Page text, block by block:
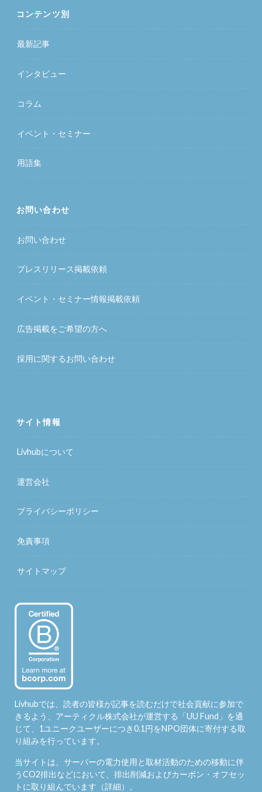
コンテンツ別
最新記事
インタビュー
コラム
イベント・セミナー
用語集
お問い合わせ
お問い合わせ
プレスリリース掲載依頼
イベント・セミナー情報掲載依頼
広告掲載をご希望の方へ
採用に関するお問い合わせ
サイト情報
Livhubについて
運営会社
プライバシーポリシー
免責事項
サイトマップ
Livhubでは、読者の皆様が記事を読むだけで社会貢献に参加で
きるよう、アーティクル株式会社が運営する「UU Fund 」を通
じて、1ユニークユーザーにつき0.1円をNPO団体に寄付する取
り組みを行っています。
当サイトは、サーバーの電力使用と取材活動のための移動に伴
うCO2排出などにおいて、排出削減およびカーボン・オフセッ
トに取り組んでいます（詳細）。